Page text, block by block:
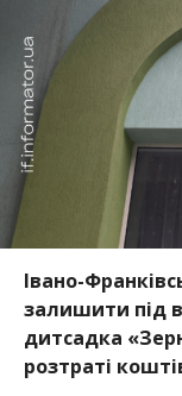
Івано-
залишити під
дитсадка
розтраті